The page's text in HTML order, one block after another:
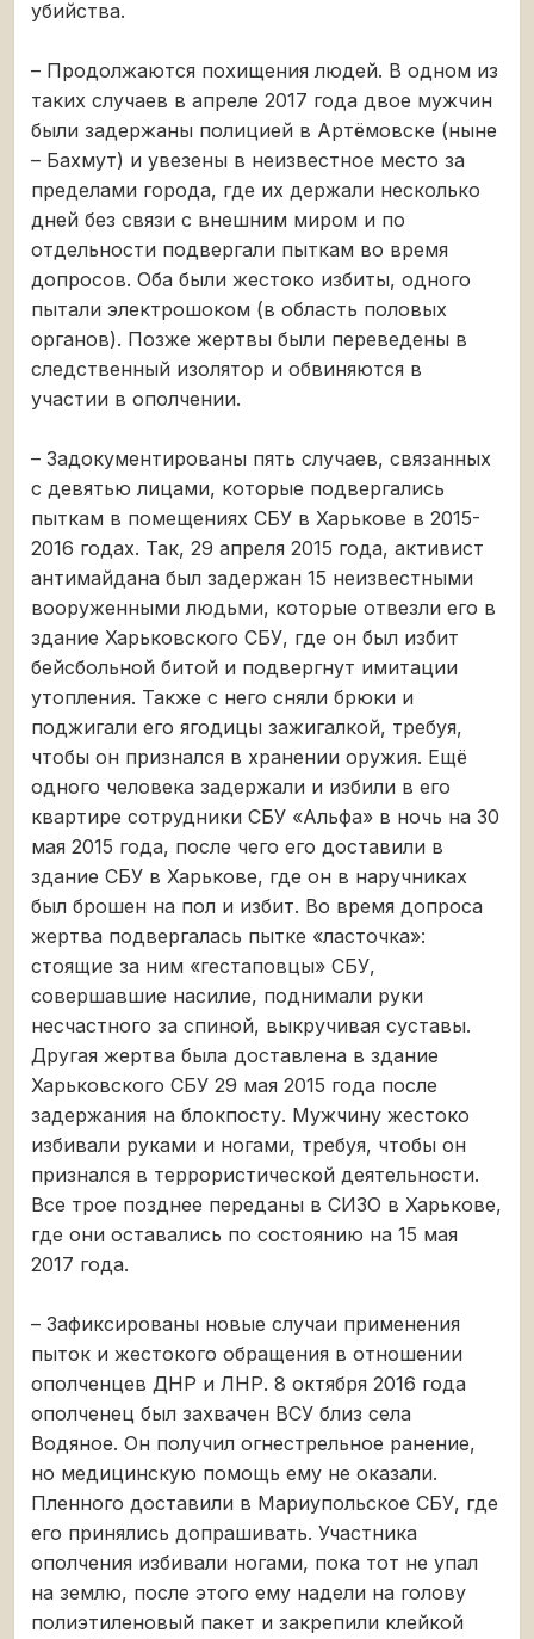
убийства.
– Продолжаются похищения людей. В одном из
таких случаев в апреле 2017 года двое мужчин
были задержаны полицией в Артёмовске (ныне
– Бахмут) и увезены в неизвестное место за
пределами города, где их держали несколько
дней без связи с внешним миром и по
отдельности подвергали пыткам во время
допросов. Оба были жестоко избиты, одного
пытали электрошоком (в область половых
органов). Позже жертвы были переведены в
следственный изолятор и обвиняются в
участии в ополчении.
– Задокументированы пять случаев, связанных
с девятью лицами, которые подвергались
пыткам в помещениях СБУ в Харькове в 2015-
2016 годах. Так, 29 апреля 2015 года, активист
антимайдана был задержан 15 неизвестными
вооруженными людьми, которые отвезли его в
здание Харьковского СБУ, где он был избит
бейсбольной битой и подвергнут имитации
утопления. Также с него сняли брюки и
поджигали его ягодицы зажигалкой, требуя,
чтобы он признался в хранении оружия. Ещё
одного человека задержали и избили в его
квартире сотрудники СБУ «Альфа» в ночь на 30
мая 2015 года, после чего его доставили в
здание СБУ в Харькове, где он в наручниках
был брошен на пол и избит. Во время допроса
жертва подвергалась пытке «ласточка»:
стоящие за ним «гестаповцы» СБУ,
совершавшие насилие, поднимали руки
несчастного за спиной, выкручивая суставы.
Другая жертва была доставлена в здание
Харьковского СБУ 29 мая 2015 года после
задержания на блокпосту. Мужчину жестоко
избивали руками и ногами, требуя, чтобы он
признался в террористической деятельности.
Все трое позднее переданы в СИЗО в Харькове,
где они оставались по состоянию на 15 мая
2017 года.
– Зафиксированы новые случаи применения
пыток и жестокого обращения в отношении
ополченцев ДНР и ЛНР. 8 октября 2016 года
ополченец был захвачен ВСУ близ села
Водяное. Он получил огнестрельное ранение,
но медицинскую помощь ему не оказали.
Пленного доставили в Мариупольское СБУ, где
его принялись допрашивать. Участника
ополчения избивали ногами, пока тот не упал
на землю, после этого ему надели на голову
полиэтиленовый пакет и закрепили клейкой